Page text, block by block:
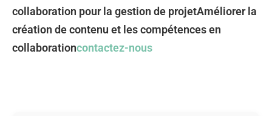
collaboration pour la gestion de projetAméliorer la
création de contenu et les compétences en
collaborationcontactez-nous